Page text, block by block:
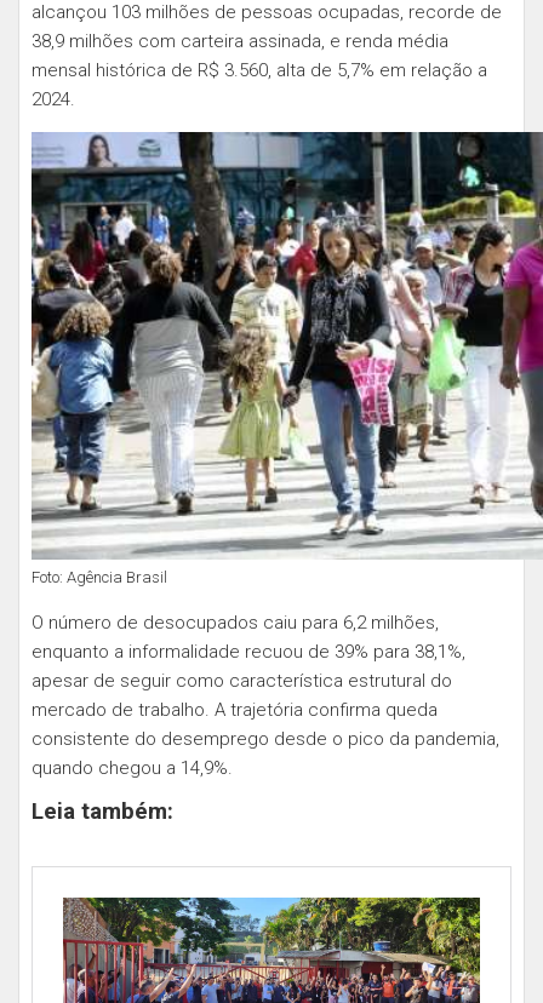
alcançou 103 milhões de pessoas ocupadas, recorde de
38,9 milhões com carteira assinada, e renda média
mensal histórica de R$ 3.560, alta de 5,7% em relação a
2024.
Foto: Agência Brasil
O número de desocupados caiu para 6,2 milhões,
enquanto a informalidade recuou de 39% para 38,1%,
apesar de seguir como característica estrutural do
mercado de trabalho. A trajetória confirma queda
consistente do desemprego desde o pico da pandemia,
quando chegou a 14,9%.
Leia também: